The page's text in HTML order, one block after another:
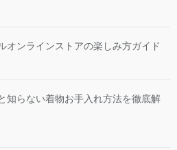
オンラインストアの楽しみ方ガイド
知らない着物お手入れ方法を徹底解